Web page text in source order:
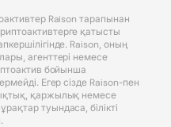
Raison тарапынан
қатысты
Raison, оның
агенттері немесе
бойынша
Егер сізде Raison-пен
қаржылық немесе
туындаса, білікті